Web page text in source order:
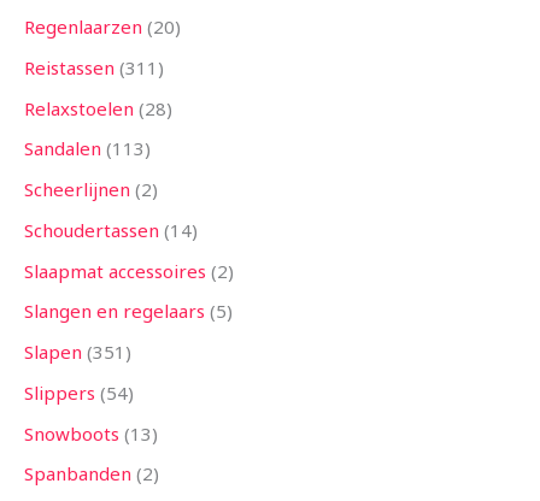
Regenlaarzen 20
Reistassen 311
Relaxstoelen 28
Sandalen 113
Scheerlijnen 2
Schoudertassen 14
Slaapmat accessoires 2
Slangen en regelaars 5
Slapen 351
Slippers 54
Snowboots 13
Spanbanden 2